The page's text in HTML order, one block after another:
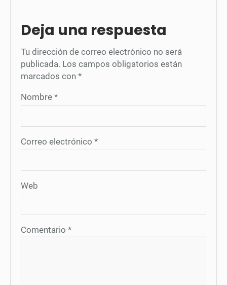
Deja una respuesta
Tu dirección de correo electrónico no será
publicada. Los campos obligatorios están
marcados con *
Nombre *
Correo electrónico *
Web
Comentario *